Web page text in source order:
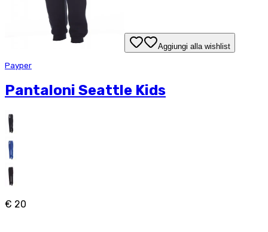
Aggiungi alla wishlist
Payper
Pantaloni Seattle Kids
€ 20